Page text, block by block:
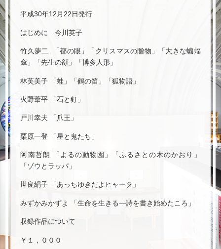
平成30年12月22日発行
はじめに 今川英子
竹久夢二 「都の眼」「クリスマスの贈物」「大きな蝙蝠
傘」「先生の顔」「博多人形」
林芙美子 「蛙」「鶴の笛」「狐物語」
火野葦平 「石と釘」
戸川幸夫 「爪王」
栗原一登 「星と鬼たち」
阿南哲朗 「よるの動物園」「ふるさとの木のかおり」
「ゾウとラッパ」
世良絹子 「あっちゆきだよヒャータ」
みずかみかずよ 「生命を生きる―詩を書き始めたころ」
収録作品について
￥１，０００